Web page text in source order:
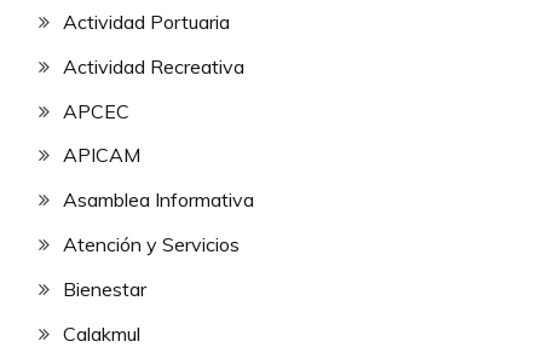
Actividad Portuaria
Actividad Recreativa
APCEC
APICAM
Asamblea Informativa
Atención y Servicios
Bienestar
Calakmul